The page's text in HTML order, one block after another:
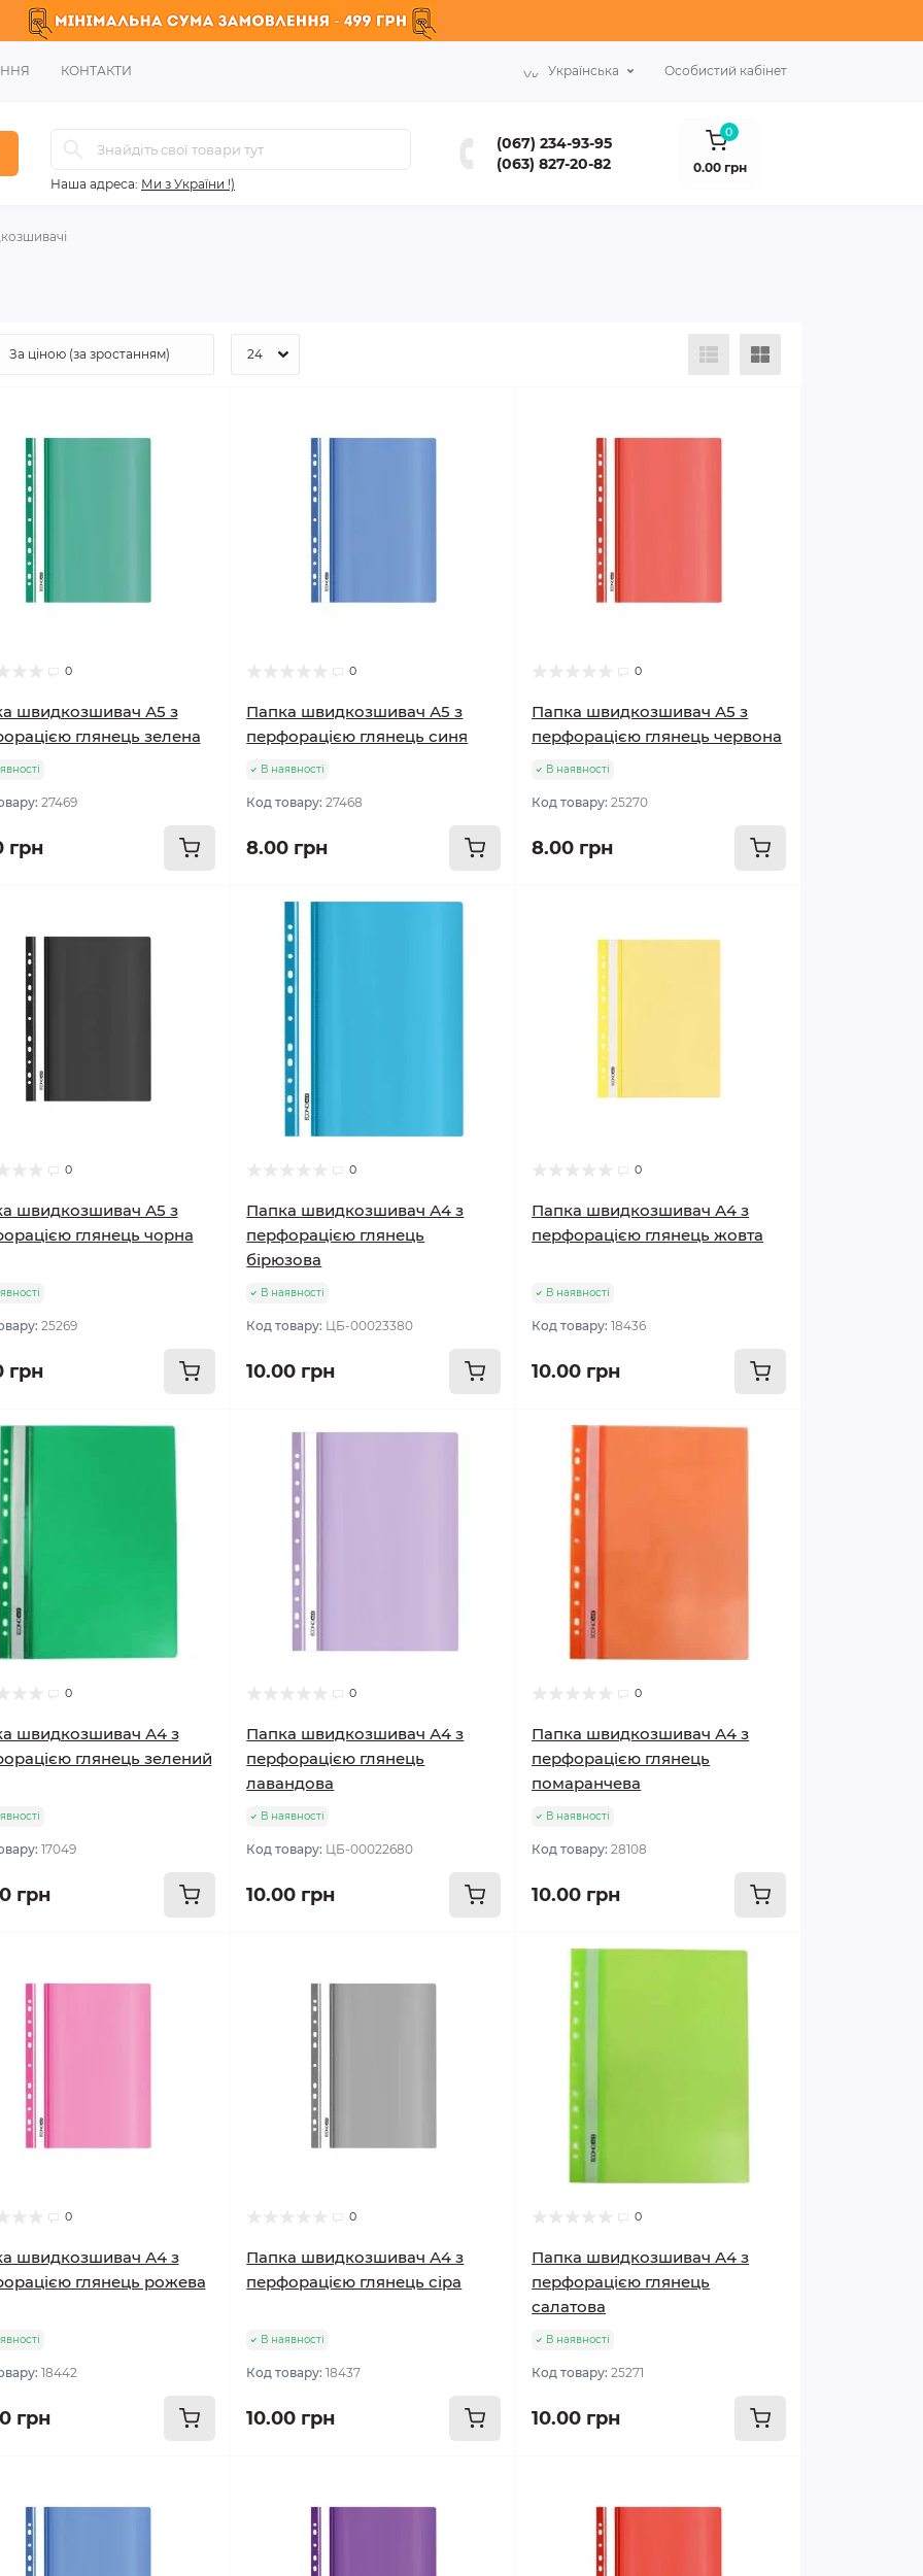
КОНТАКТИ Українська Особистий кабінет
Наша адреса: Ми з України !)
(067) 234-93-95
(063) 827-20-82
0
0.00 грн
0
швидкозшивач А5 з
глянець зелена
27469
грн
0
Папка швидкозшивач А5 з
перфорацією глянець синя
В наявності
Код товару:27468
8.00 грн
0
Папка швидкозшивач А5 з
перфорацією глянець червона
В наявності
Код товару:25270
8.00 грн
0
швидкозшивач А5 з
глянець чорна
25269
грн
0
Папка швидкозшивач А4 з
перфорацією глянець
бірюзова
В наявності
Код товару: ЦБ-00023380
10.00 грн
0
Папка швидкозшивач А4 з
перфорацією глянець жовта
В наявності
Код товару:18436
10.00 грн
0
швидкозшивач А4 з
глянець зелений
17049
грн
0
Папка швидкозшивач А4 з
перфорацією глянець
лавандова
В наявності
Код товару: ЦБ-00022680
10.00 грн
0
Папка швидкозшивач А4 з
перфорацією глянець
помаранчева
В наявності
Код товару:28108
10.00 грн
0
швидкозшивач А4 з
глянець рожева
18442
грн
0
Папка швидкозшивач А4 з
перфорацією глянець сіра
В наявності
Код товару:18437
10.00 грн
0
Папка швидкозшивач А4 з
перфорацією глянець
салатова
В наявності
Код товару:25271
10.00 грн